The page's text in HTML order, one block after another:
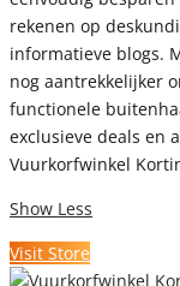
rekenen op
informatieve blogs.
nog aantrekkelijker
functionele
exclusieve deals en
Vuurkorfwinkel
Show Less
Visit Store